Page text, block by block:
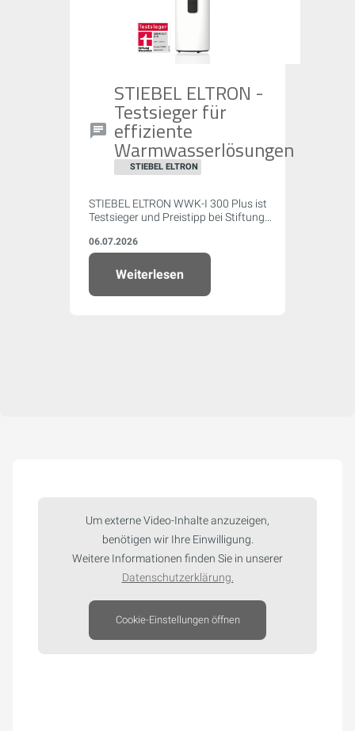
STIEBEL ELTRON
STIEBEL ELTRON -
Testsieger für
effiziente
Warmwasserlösungen
STIEBEL ELTRON WWK-I 300 Plus ist
Testsieger und Preistipp bei Stiftung
(1,5) – Spitzenwert bei Effizienz (COP
4,06) und leisester Betrieb im Test.
06.07.2026
Weiterlesen
Um externe Video-Inhalte anzuzeigen,
benötigen wir Ihre Einwilligung.
Weitere Informationen finden Sie in unserer
Datenschutzerklärung.
Cookie-Einstellungen öffnen